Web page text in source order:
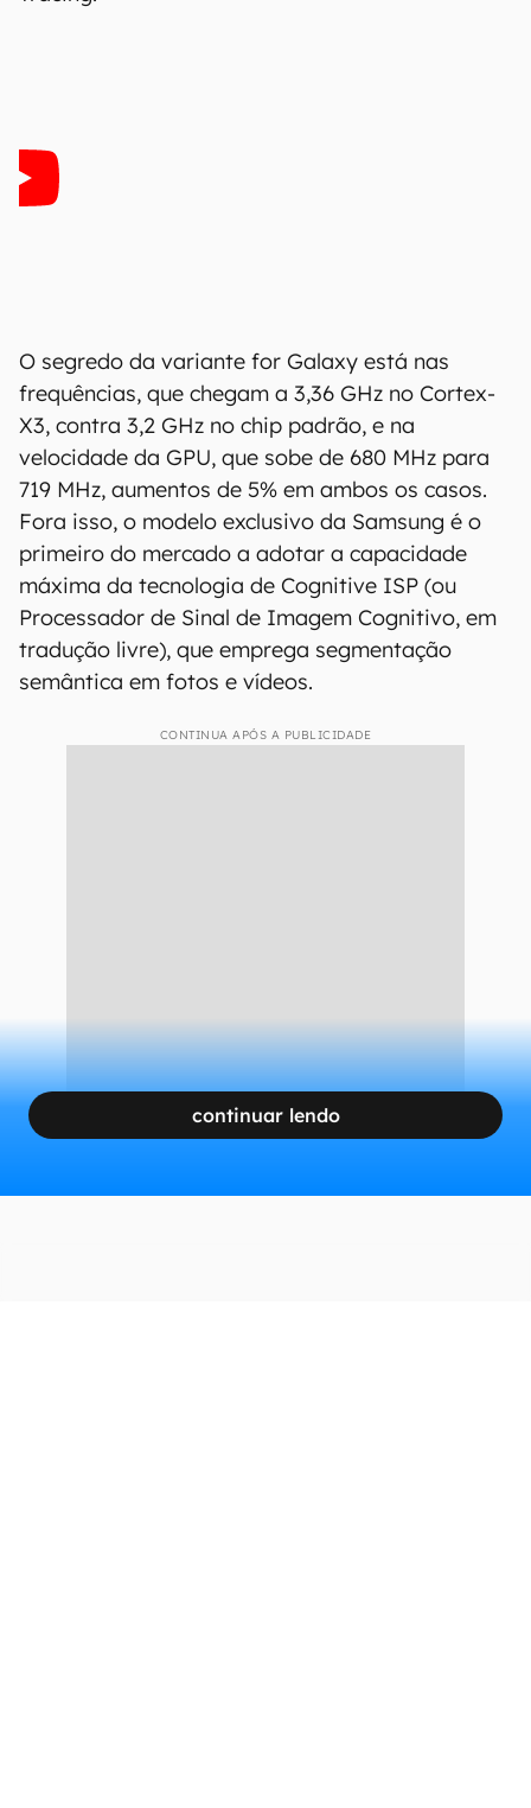
O segredo da variante for Galaxy está nas
frequências, que chegam a 3,36 GHz no Cortex-
X3, contra 3,2 GHz no chip padrão, e na
velocidade da GPU, que sobe de 680 MHz para
719 MHz, aumentos de 5% em ambos os casos.
Fora isso, o modelo exclusivo da Samsung é o
primeiro do mercado a adotar a capacidade
máxima da tecnologia de Cognitive ISP (ou
Processador de Sinal de Imagem Cognitivo, em
tradução livre), que emprega segmentação
semântica em fotos e vídeos.
CONTINUA APÓS A PUBLICIDADE
continuar lendo